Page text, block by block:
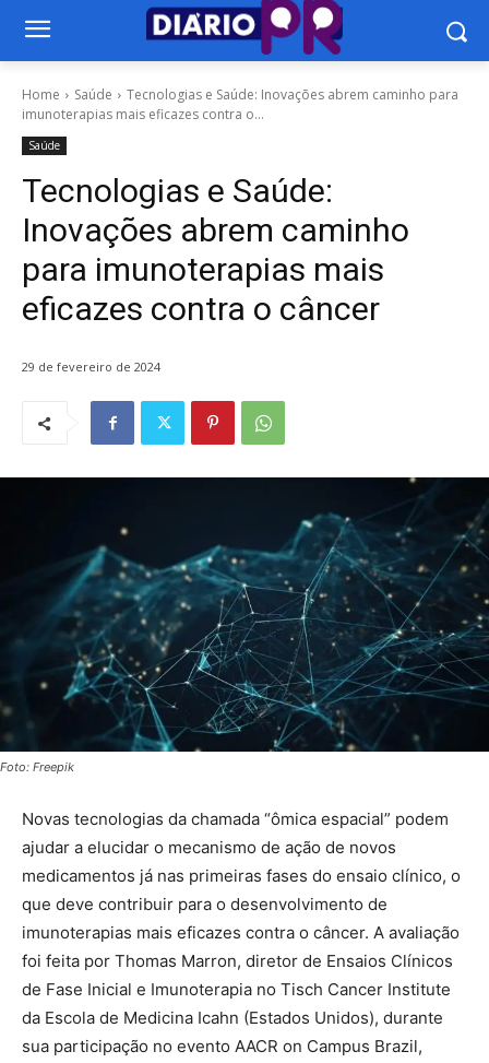
Home Saúde
Tecnologias e Saúde: Inovações abrem caminho para
imunoterapias mais eficazes contra o...
Saúde
Tecnologias e Saúde:
Inovações abrem caminho
para imunoterapias mais
eficazes contra o câncer
29 de fevereiro de 2024
Foto: Freepik
Novas tecnologias da chamada “ômica espacial” podem
ajudar a elucidar o mecanismo de ação de novos
medicamentos já nas primeiras fases do ensaio clínico, o
que deve contribuir para o desenvolvimento de
imunoterapias mais eficazes contra o câncer. A avaliação
foi feita por Thomas Marron, diretor de Ensaios Clínicos
de Fase Inicial e Imunoterapia no Tisch Cancer Institute
da Escola de Medicina Icahn (Estados Unidos), durante
sua participação no evento AACR on Campus Brazil,